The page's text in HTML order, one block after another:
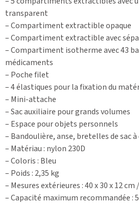
transparent
– Compartiment extractible opaque
– Compartiment extractible avec
– Compartiment isotherme avec 43
médicaments
– Poche filet
– 4 élastiques pour la fixation du
– Mini-attache
– Sac auxiliaire pour grands volumes
– Espace pour objets personnels
– Bandoulière, anse, bretelles de sac
– Matériau : nylon 230D
– Coloris : Bleu
– Poids : 2,35 kg
– Mesures extérieures : 40 x 30 x 12 cm
– Capacité maximum recommandée :